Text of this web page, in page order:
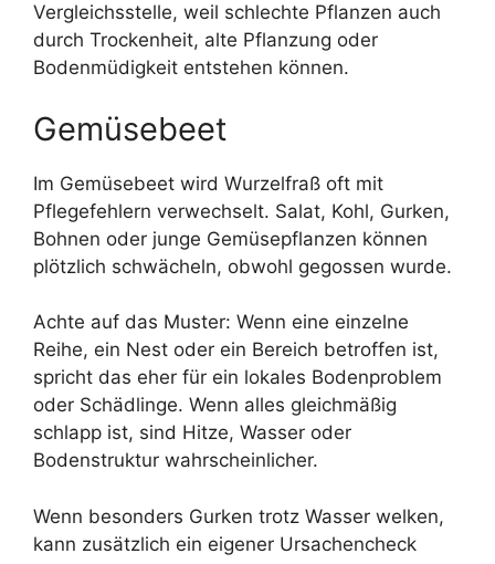
Vergleichsstelle, weil schlechte Pflanzen auch
durch Trockenheit, alte Pflanzung oder
Bodenmüdigkeit entstehen können.
Gemüsebeet
Im Gemüsebeet wird Wurzelfraß oft mit
Pflegefehlern verwechselt. Salat, Kohl, Gurken,
Bohnen oder junge Gemüsepflanzen können
plötzlich schwächeln, obwohl gegossen wurde.
Achte auf das Muster: Wenn eine einzelne
Reihe, ein Nest oder ein Bereich betroffen ist,
spricht das eher für ein lokales Bodenproblem
oder Schädlinge. Wenn alles gleichmäßig
schlapp ist, sind Hitze, Wasser oder
Bodenstruktur wahrscheinlicher.
Wenn besonders Gurken trotz Wasser welken,
kann zusätzlich ein eigener Ursachencheck